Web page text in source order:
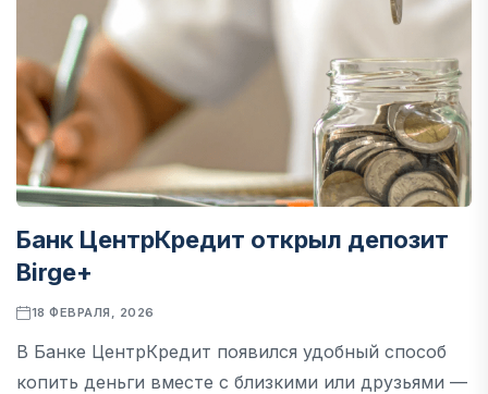
Банк ЦентрКредит открыл депозит
Birge+
18 ФЕВРАЛЯ, 2026
В Банке ЦентрКредит появился удобный способ
копить деньги вместе с близкими или друзьями —